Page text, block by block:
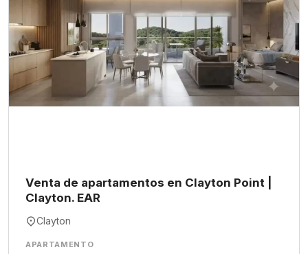
Venta de apartamentos en Clayton Point |
Clayton. EAR
Clayton
APARTAMENTO